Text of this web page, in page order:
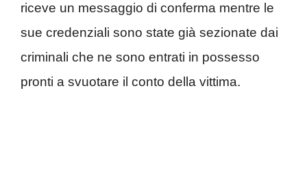
riceve un messaggio di conferma mentre le
sue credenziali sono state già sezionate dai
criminali che ne sono entrati in possesso
pronti a svuotare il conto della vittima.